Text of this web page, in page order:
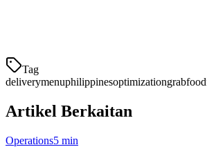
Tag
deliverymenuphilippinesoptimizationgrabfood
Artikel Berkaitan
Operations5 min